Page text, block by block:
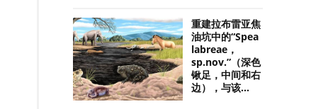
重建拉布雷亚焦
油坑中的“Spea
labreae，
sp.nov.”（深色
锹足，中间和右
边），与该...